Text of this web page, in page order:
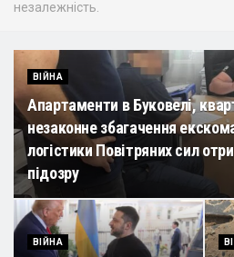
незалежність.
ВІЙНА
Апартаменти в Буковелі,
незаконне збагачення
логістики Повітряних сил
підозру
ВІЙНА